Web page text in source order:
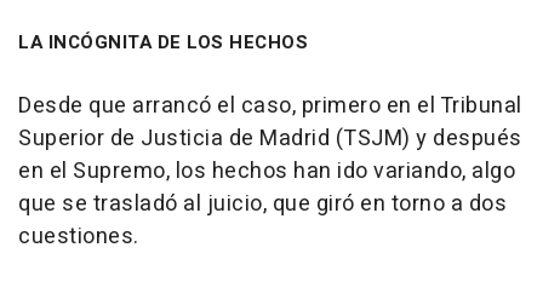
LA INCÓGNITA DE LOS HECHOS
Desde que arrancó el caso, primero en el Tribunal
Superior de Justicia de Madrid (TSJM) y después
en el Supremo, los hechos han ido variando, algo
que se trasladó al juicio, que giró en torno a dos
cuestiones.